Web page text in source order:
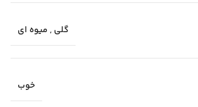
گلی , میوه ای
خوب